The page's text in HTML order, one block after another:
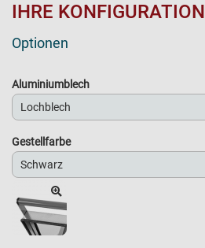
IHRE KONFIGURATION
Optionen
Aluminiumblech
Gestellfarbe